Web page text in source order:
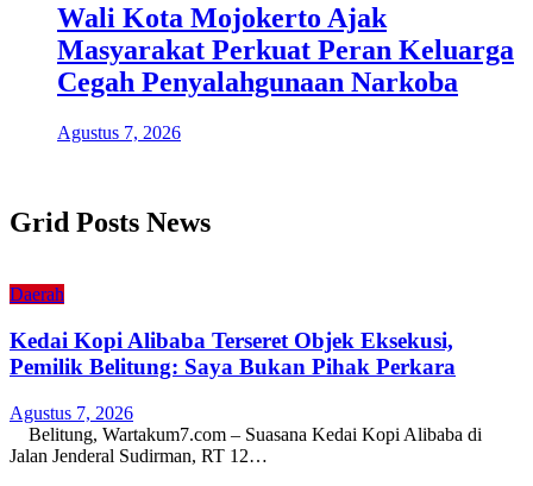
Wali Kota Mojokerto Ajak
Masyarakat Perkuat Peran Keluarga
Cegah Penyalahgunaan Narkoba
Agustus 7, 2026
Grid Posts News
Daerah
Kedai Kopi Alibaba Terseret Objek Eksekusi,
Pemilik Belitung: Saya Bukan Pihak Perkara
Agustus 7, 2026
Belitung, Wartakum7.com – Suasana Kedai Kopi Alibaba di
Jalan Jenderal Sudirman, RT 12…